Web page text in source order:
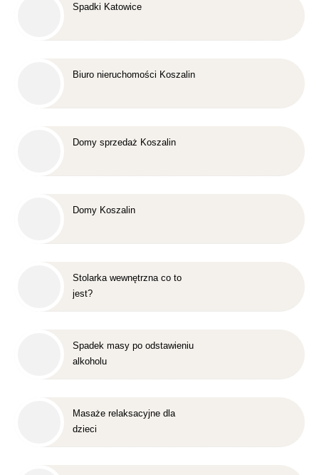
Spadki Katowice
Biuro nieruchomości Koszalin
Domy sprzedaż Koszalin
Domy Koszalin
Stolarka wewnętrzna co to
jest?
Spadek masy po odstawieniu
alkoholu
Masaże relaksacyjne dla
dzieci